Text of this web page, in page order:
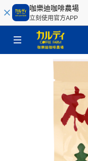
咖樂迪咖啡農場
立刻使用官方APP